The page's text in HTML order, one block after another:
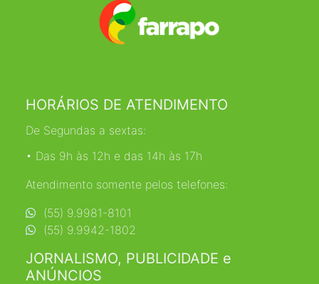
HORÁRIOS DE ATENDIMENTO
De Segundas a sextas:
• Das 9h às 12h e das 14h às 17h
Atendimento somente pelos telefones:
(55) 9.9981-8101
(55) 9.9942-1802
JORNALISMO, PUBLICIDADE e
ANÚNCIOS